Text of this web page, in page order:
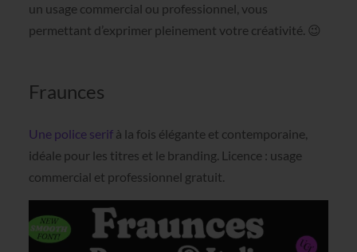
un usage commercial ou professionnel, vous
permettant d’exprimer pleinement votre créativité. 😉
Fraunces
Une police serifà la fois élégante et contemporaine,
idéale pour les titres et le branding. Licence : usage
commercial et professionnel gratuit.